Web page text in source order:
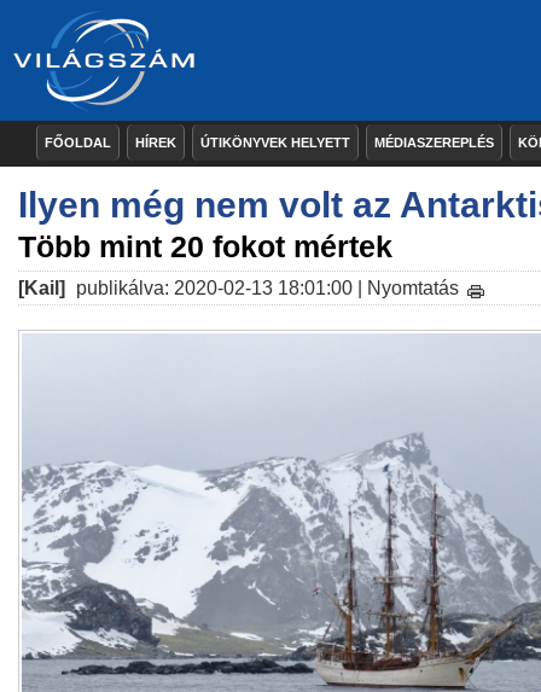
FŐOLDAL HÍREK ÚTIKÖNYVEK HELYETT MÉDIASZEREPLÉS
Ilyen még nem volt az
Több mint 20 fokot mértek
[Kail] publikálva: 2020-02-13 18:01:00 | Nyomtatás